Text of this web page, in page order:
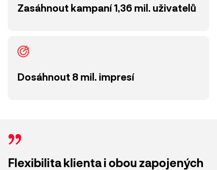
Zasáhnout kampaní 1,36 mil. uživatelů
Dosáhnout 8 mil. impresí
Flexibilita klienta i obou zapojených